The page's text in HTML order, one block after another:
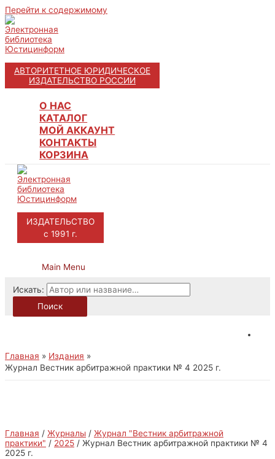
Перейти к содержимому
АВТОРИТЕТНОЕ ЮРИДИЧЕСКОЕ
ИЗДАТЕЛЬСТВО РОССИИ
О НАС
КАТАЛОГ
МОЙ АККАУНТ
КОНТАКТЫ
КОРЗИНА
ИЗДАТЕЛЬСТВО
с 1991 г.
Main Menu
Искать:
Поиск
Главная
Издания
Журнал Вестник арбитражной практики № 4 2025 г.
Главная / Журналы / Журнал "Вестник арбитражной
практики" / 2025 / Журнал Вестник арбитражной практики № 4
2025 г.